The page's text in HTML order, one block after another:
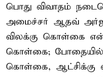
பொது விவாதம்
அமைச்சர் ஆதவ்
விலக்கு கொள்கை
கொள்கை;
கொள்கை, ஆட்சிக்கு